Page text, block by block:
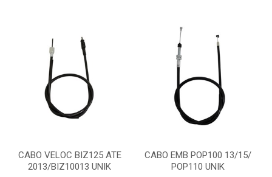
CABO VELOC BIZ125 ATE
2013/BIZ10013 UNIK
CABO EMB POP100 13/15/
POP110 UNIK